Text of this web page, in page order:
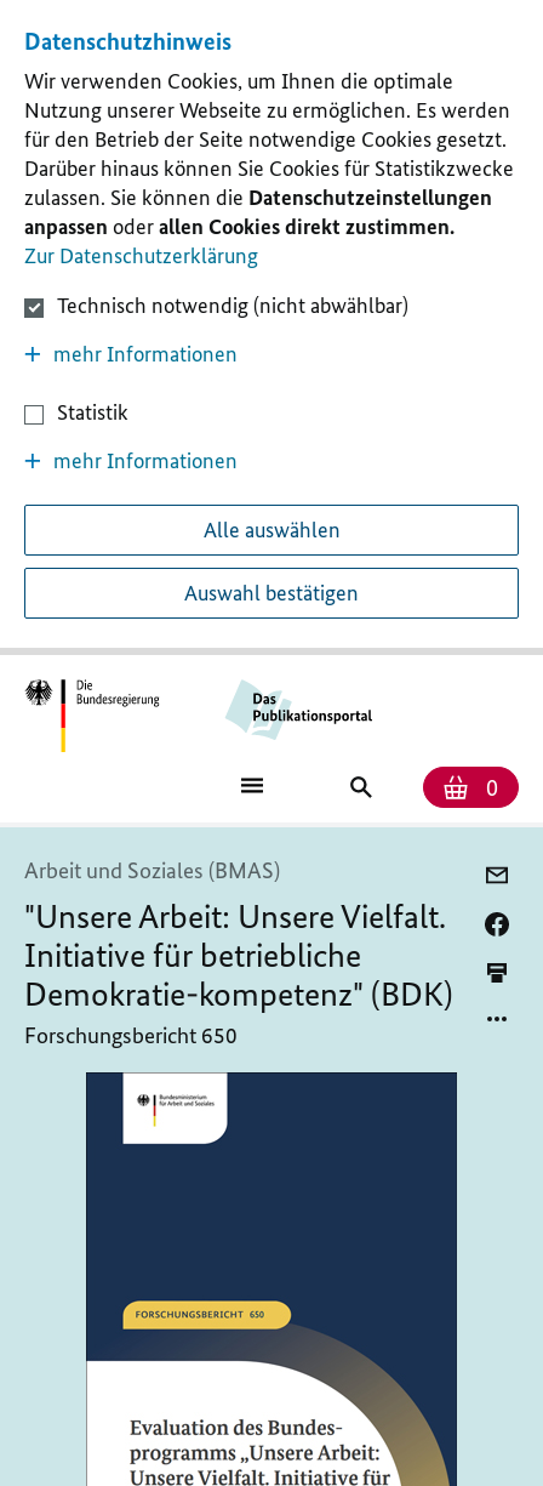
Datenschutzhinweis
Wir verwenden Cookies, um Ihnen die optimale
Nutzung unserer Webseite zu ermöglichen. Es werden
für den Betrieb der Seite notwendige Cookies gesetzt.
Darüber hinaus können Sie Cookies für Statistikzwecke
zulassen. Sie können die Datenschutzeinstellungen
anpassen oderallen Cookies direkt zustimmen.
Zur Datenschutzerklärung
Technisch notwendig (nicht abwählbar)
mehr Informationen
Statistik
mehr Informationen
Alle auswählen
Auswahl bestätigen
0
Arbeit und Soziales (BMAS)
"Unsere Arbeit: Unsere Vielfalt.
Initiative für betriebliche
Demokratie-kompetenz" (BDK)
Forschungsbericht 650